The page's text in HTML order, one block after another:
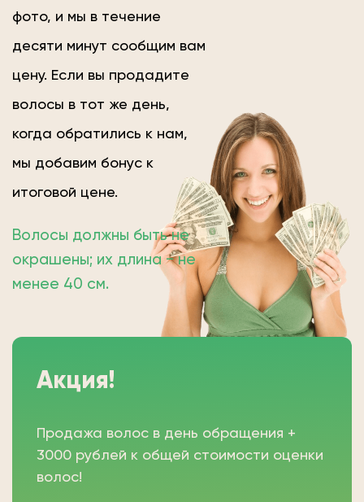
фото, и мы в течение
десяти минут сообщим вам
цену. Если вы продадите
волосы в тот же день,
когда обратились к нам,
мы добавим бонус к
итоговой цене.
Волосы должны быть не
окрашены; их длина − не
менее 40 см.
Акция!
Продажа волос в день обращения +
3000 рублей к общей стоимости оценки
волос!